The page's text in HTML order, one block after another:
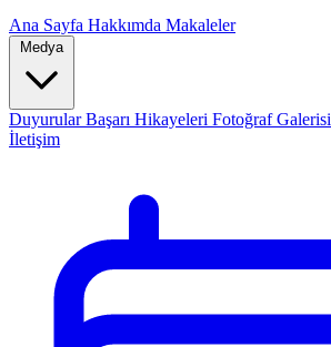
Ana Sayfa Hakkımda Makaleler
Medya
DuyurularBaşarı Hikayeleri Fotoğraf Galerisi
İletişim